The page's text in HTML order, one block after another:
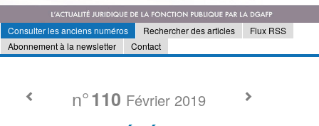
Consulter les anciens numéros Rechercher des articles
Flux RSS
Abonnement à la newsletter
Contact
n°110 Février 2019